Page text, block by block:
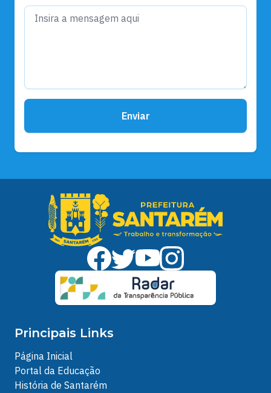
Enviar
Principais Links
Página Inicial
Portal da Educação
História de Santarém